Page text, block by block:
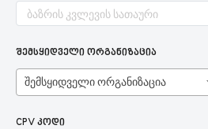
შემსყიდველი ორგანიზაცია
შემსყიდველი ორგანიზაცია
CPV კოდი